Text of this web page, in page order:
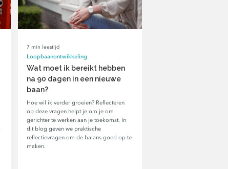
7 min leestijd
Loopbaanontwikkeling
Wat moet ik bereikt hebben
na 90 dagen in een nieuwe
baan?
Hoe wil ik verder groeien? Reflecteren
op deze vragen helpt je om je om
gerichter te werken aan je toekomst. In
dit blog geven we praktische
reflectievragen om de balans goed op te
maken.